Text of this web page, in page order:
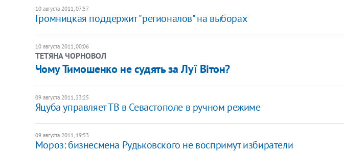
10 августа 2011, 07:57
Громницкая поддержит "регионалов" на выборах
10 августа 2011, 00:06
ТЕТЯНА ЧОРНОВОЛ
Чому Тимошенко не судять за Луї Вітон?
09 августа 2011, 23:25
Яцуба управляет ТВ в Севастополе в ручном режиме
09 августа 2011, 19:53
Мороз: бизнесмена Рудьковского не воспримут избиратели